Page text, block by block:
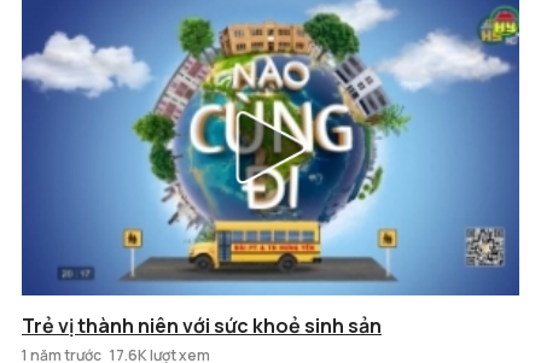
Trẻ vị thành niên với sức khoẻ sinh sản
1 năm trước 17.6K lượt xem